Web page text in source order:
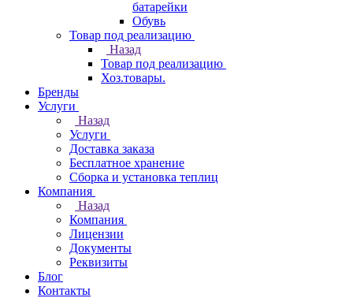
батарейки
Обувь
Товар под реализацию
Назад
Товар под реализацию
Хоз.товары.
Бренды
Услуги
Назад
Услуги
Доставка заказа
Бесплатное хранение
Сборка и установка теплиц
Компания
Назад
Компания
Лицензии
Документы
Реквизиты
Блог
Контакты